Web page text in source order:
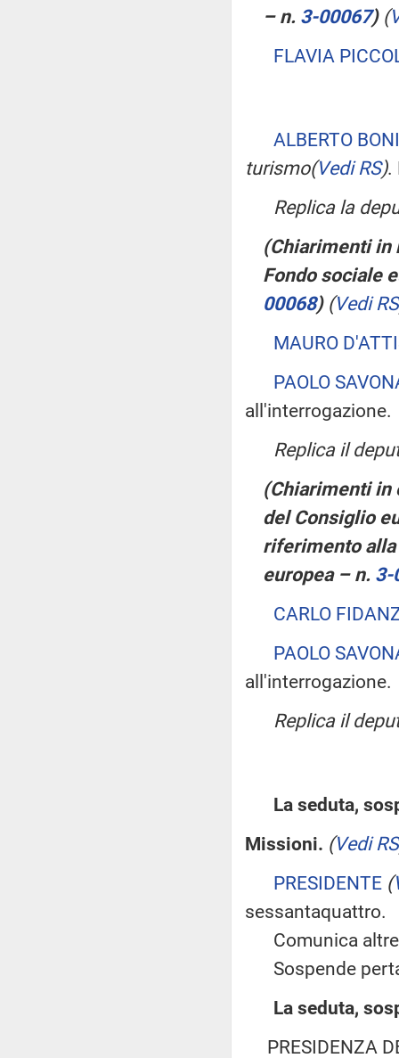
– n. 3-00067) (
FLAVIA
ALBERTO
turismo(Vedi RS).
Replica la
(Chiarimenti in
Fondo sociale
00068) (Vedi RS
MAURO
PAOLO
all'interrogazione.
Replica il
(Chiarimenti in
del Consiglio
riferimento alla
europea – n. 3-
CARLO
PAOLO
all'interrogazione.
Replica il
La seduta,
Missioni. (Vedi RS
PRESIDENTE (
sessantaquattro.
Comunica
Sospende
La seduta,
PRESIDENZA